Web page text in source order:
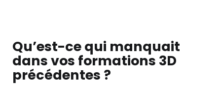
Qu’est-ce qui manquait
dans vos formations 3D
précédentes ?